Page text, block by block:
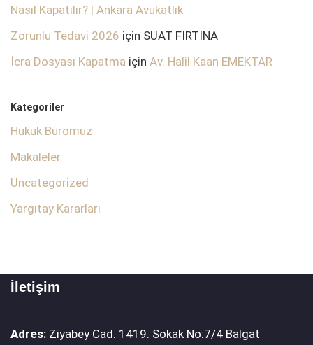
Nasıl Kapatılır? | Ankara Avukatlık
Zorunlu Tedavi 2026 için SUAT FIRTINA
İcra Dosyası Kapatma için Av. Halil Kaan EMEKTAR
Kategoriler
Hukuk Büromuz
Makaleler
Uncategorized
Yargıtay Kararları
İletişim
Adres: Ziyabey Cad. 1419. Sokak No:7/4 Balgat